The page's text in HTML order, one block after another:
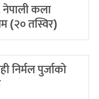
कला
(२० तस्विर)
निर्मल पुर्जाको